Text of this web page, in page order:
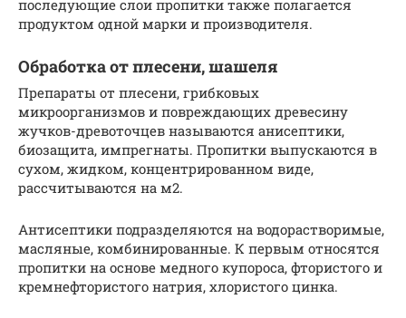
последующие слои пропитки также полагается
продуктом одной марки и производителя.
Обработка от плесени, шашеля
Препараты от плесени, грибковых
микроорганизмов и повреждающих древесину
жучков-древоточцев называются анисептики,
биозащита, импрегнаты. Пропитки выпускаются в
сухом, жидком, концентрированном виде,
рассчитываются на м2.
Антисептики подразделяются на водорастворимые,
масляные, комбинированные. К первым относятся
пропитки на основе медного купороса, фтористого и
кремнефтористого натрия, хлористого цинка.